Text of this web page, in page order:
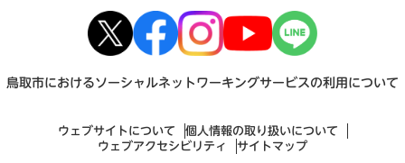
鳥取市におけるソーシャルネットワーキングサービスの利用について
ウェブサイトについて
個人情報の取り扱いについて
ウェブアクセシビリティ
サイトマップ